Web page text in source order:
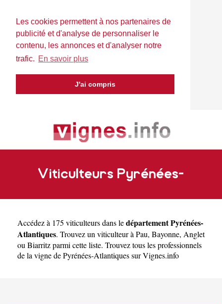
Les cookies permettent à nos partenaires de
publicité et d'analyse de personnaliser le
contenu, les annonces et d'analyser notre
trafic. En savoir plus
J'ai compris
Viticulteurs Pyrénées-
Atlantiques
Accédez à 175 viticulteurs dans ledépartement Pyrénées-
Atlantiques. Trouvez un viticulteur à Pau, Bayonne, Anglet
ou Biarritzparmi cette liste. Trouvez tous les professionnels
de la vigne de Pyrénées-Atlantiques sur Vignes.info